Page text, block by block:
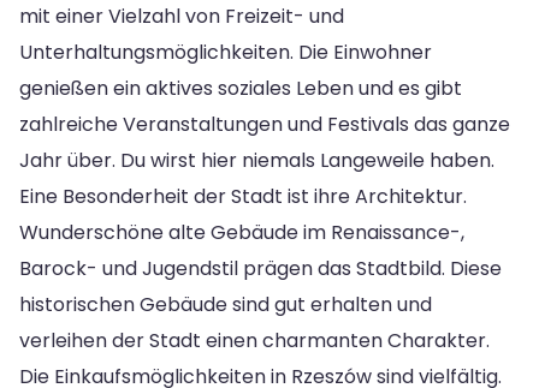
mit einer Vielzahl von Freizeit- und
Unterhaltungsmöglichkeiten. Die Einwohner
genießen ein aktives soziales Leben und es gibt
zahlreiche Veranstaltungen und Festivals das ganze
Jahr über. Du wirst hier niemals Langeweile haben.
Eine Besonderheit der Stadt ist ihre Architektur.
Wunderschöne alte Gebäude im Renaissance-,
Barock- und Jugendstil prägen das Stadtbild. Diese
historischen Gebäude sind gut erhalten und
verleihen der Stadt einen charmanten Charakter.
Die Einkaufsmöglichkeiten in Rzeszów sind vielfältig.